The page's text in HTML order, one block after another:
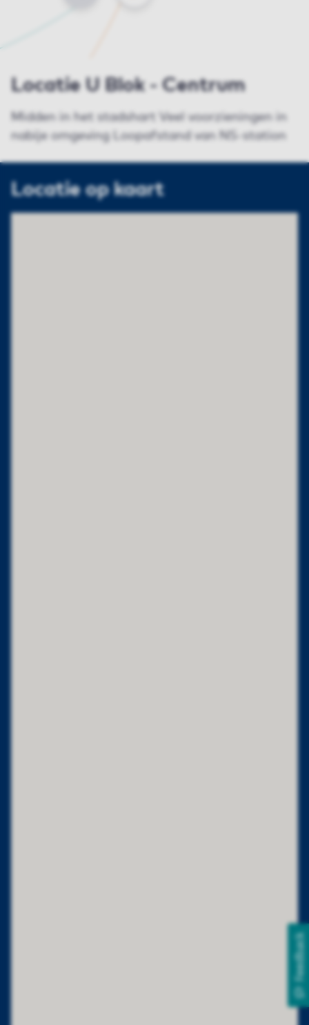
Locatie U Blok - Centrum
Midden in het stadshart Veel voorzieningen in
nabije omgeving Loopafstand van NS-station
Locatie op kaart
Feedback